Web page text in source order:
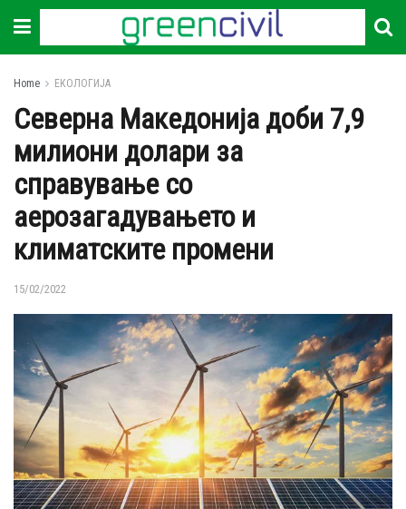
Home ЕКОЛОГИЈА
Северна Македонија доби 7,9
милиони долари за
справување со
аерозагадувањето и
климатските промени
15/02/2022